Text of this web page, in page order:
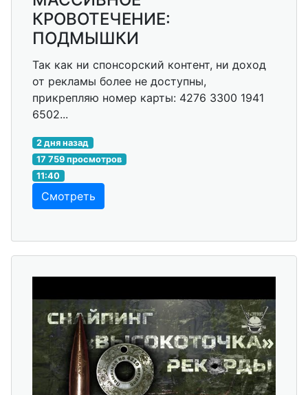
КРОВОТЕЧЕНИЕ:
ПОДМЫШКИ
Так как ни спонсорский контент, ни доход
от рекламы более не доступны,
прикрепляю номер карты: 4276 3300 1941
6502...
2 дня назад
17 759 просмотров
11:40
Смотреть